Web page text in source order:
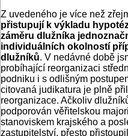
Z uvedeného je více než
přistupují k výkladu
záměru dlužníka
individuálních okolností
dlužníků. V nedávné době
probíhající reorganizaci
podniku i s odlišným
citovaná judikatura je plně
reorganizace. Ačkoliv
podporován věřitelskou
stanoviskem krajského a
zastupitelství, přesto